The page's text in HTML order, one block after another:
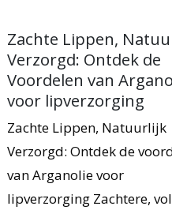
Zachte Lippen,
Verzorgd: Ontdek de
Voordelen van
voor lipverzorging
Zachte Lippen, Natuurlijk
Verzorgd: Ontdek de
van Arganolie voor
lipverzorging Zachtere,